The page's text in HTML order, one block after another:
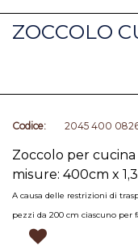
ZOCCOLO
Codice: 2045 400
Zoccolo per
misure: 400cm x
A causa delle restrizioni di
pezzi da 200 cm ciascuno per